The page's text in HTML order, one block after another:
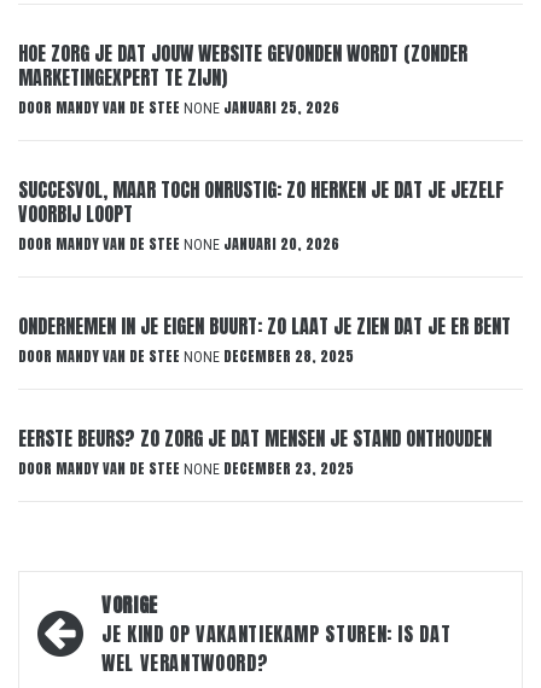
HOE ZORG JE DAT JOUW WEBSITE GEVONDEN WORDT (ZONDER
MARKETINGEXPERT TE ZIJN)
DOOR MANDY VAN DE STEE NONE JANUARI 25, 2026
SUCCESVOL, MAAR TOCH ONRUSTIG: ZO HERKEN JE DAT JE JEZELF
VOORBIJ LOOPT
DOOR MANDY VAN DE STEE NONE JANUARI 20, 2026
ONDERNEMEN IN JE EIGEN BUURT: ZO LAAT JE ZIEN DAT JE ER BENT
DOOR MANDY VAN DE STEE NONE DECEMBER 28, 2025
EERSTE BEURS? ZO ZORG JE DAT MENSEN JE STAND ONTHOUDEN
DOOR MANDY VAN DE STEE NONE DECEMBER 23, 2025
Bericht
navigatie
VORIGE
JE KIND OP VAKANTIEKAMP STUREN: IS DAT
WEL VERANTWOORD?